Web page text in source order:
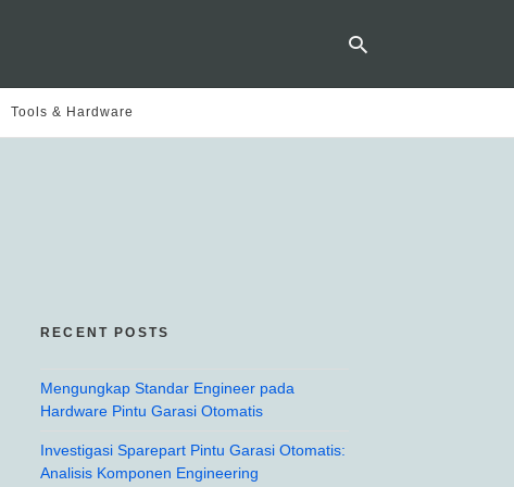
Tools & Hardware
RECENT POSTS
Mengungkap Standar Engineer pada
Hardware Pintu Garasi Otomatis
Investigasi Sparepart Pintu Garasi Otomatis:
Analisis Komponen Engineering